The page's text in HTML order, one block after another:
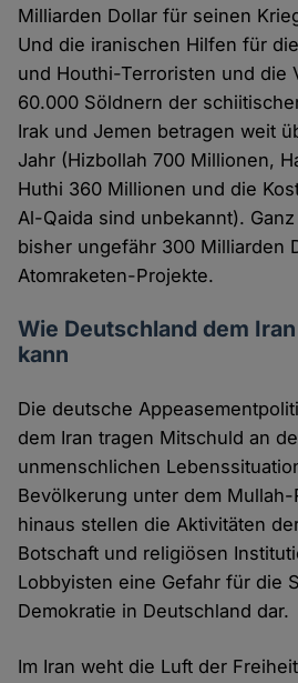
Milliarden Dollar für seinen
Und die iranischen Hilfen für
und Houthi-Terroristen und die
60.000 Söldnern der
Irak und Jemen betragen weit
Jahr (Hizbollah 700 Millionen,
Huthi 360 Millionen und die
Al-Qaida sind unbekannt).
bisher ungefähr 300 Milliarden
Atomraketen-Projekte.
Wie Deutschland dem
kann
Die deutsche
dem Iran tragen Mitschuld an
unmenschlichen
Bevölkerung unter dem Mullah-
hinaus stellen die Aktivitäten
Botschaft und religiösen
Lobbyisten eine Gefahr für die
Demokratie in Deutschland dar.
Im Iran weht die Luft der